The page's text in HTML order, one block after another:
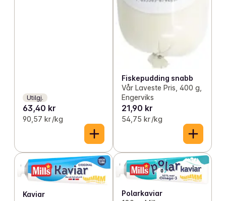
Utilgj.
63,40 kr
90,57 kr /kg
Fiskepudding snabb
Vår Laveste Pris, 400 g,
Engerviks
21,90 kr
54,75 kr /kg
Kaviar
Polarkaviar